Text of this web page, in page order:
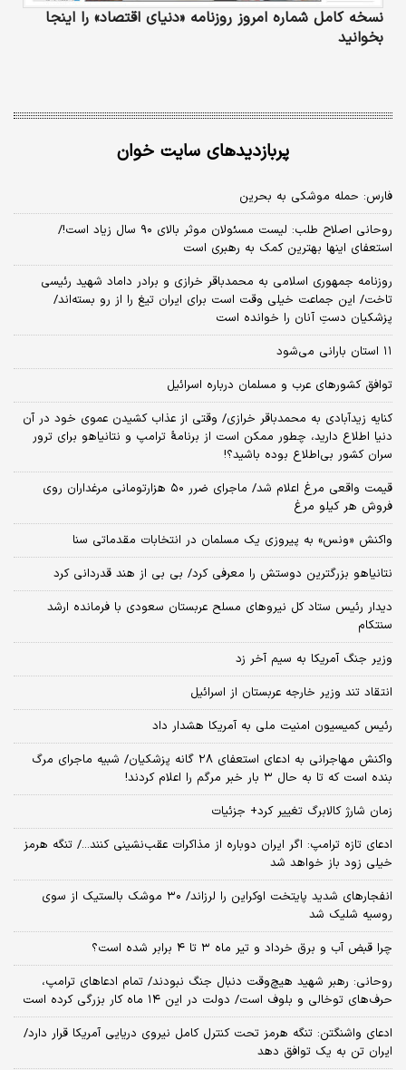
نسخه کامل شماره امروز روزنامه «دنیای‌ اقتصاد» را اینجا
بخوانید
پربازدیدهای سایت خوان
فارس: حمله موشکی به بحرین
روحانی اصلاح طلب: ‌لیست مسئولان موثر بالای ۹۰ سال زیاد است!/
استعفای اینها بهترین کمک به رهبری است
روزنامه جمهوری اسلامی به محمدباقر خرازی و برادر داماد شهید رئیسی
تاخت/ این جماعت خیلی وقت است برای ایران تیغ را از رو بسته‌اند/
پزشکیان دستِ آنان را خوانده است
۱۱ استان بارانی می‌شود
توافق کشورهای عرب و مسلمان درباره اسرائیل
کنایه زیدآبادی به محمدباقر خرازی/ وقتی از عذاب کشیدن عموی خود در آن
دنیا اطلاع دارید، چطور ممکن است از برنامهٔ ترامپ و نتانیاهو برای ترور
سران کشور بی‌اطلاع بوده باشید؟!
قیمت واقعی مرغ اعلام شد/ ماجرای ضرر ۵۰ هزارتومانی مرغداران روی
فروش هر کیلو مرغ
واکنش «ونس» به پیروزی یک مسلمان در انتخابات مقدماتی سنا
نتانیاهو بزرگترین دوستش را معرفی کرد/ بی بی از هند قدردانی کرد
دیدار رئیس ستاد کل نیروهای مسلح عربستان سعودی با فرمانده ارشد
سنتکام
وزیر جنگ آمریکا به سیم آخر زد
انتقاد تند وزیر خارجه عربستان از اسرائیل
رئیس کمیسیون امنیت ملی به آمریکا هشدار داد
واکنش مهاجرانی به ادعای استعفای ۲۸ گانه پزشکیان/ شبیه ماجرای مرگ
بنده است که تا به حال ۳ بار خبر مرگم را اعلام کردند!
زمان شارژ کالابرگ تغییر کرد+ جزئیات
ادعای تازه ترامپ: اگر ایران دوباره از مذاکرات عقب‌نشینی کنند.../ تنگه هرمز
خیلی زود باز خواهد شد
انفجارهای شدید پایتخت اوکراین را لرزاند/ ۳۰ موشک بالستیک از سوی
روسیه شلیک شد
چرا قبض آب و برق خرداد و تیر ماه ۳ تا ۴ برابر شده است؟
روحانی: رهبر شهید هیچ‌وقت دنبال جنگ نبودند/ تمام ادعاهای ترامپ،
حرف‌های توخالی و بلوف است/ دولت در این ۱۴ ماه کار بزرگی کرده است
ادعای واشنگتن: تنگه هرمز تحت کنترل کامل نیروی دریایی آمریکا قرار دارد/
ایران تن به یک توافق دهد